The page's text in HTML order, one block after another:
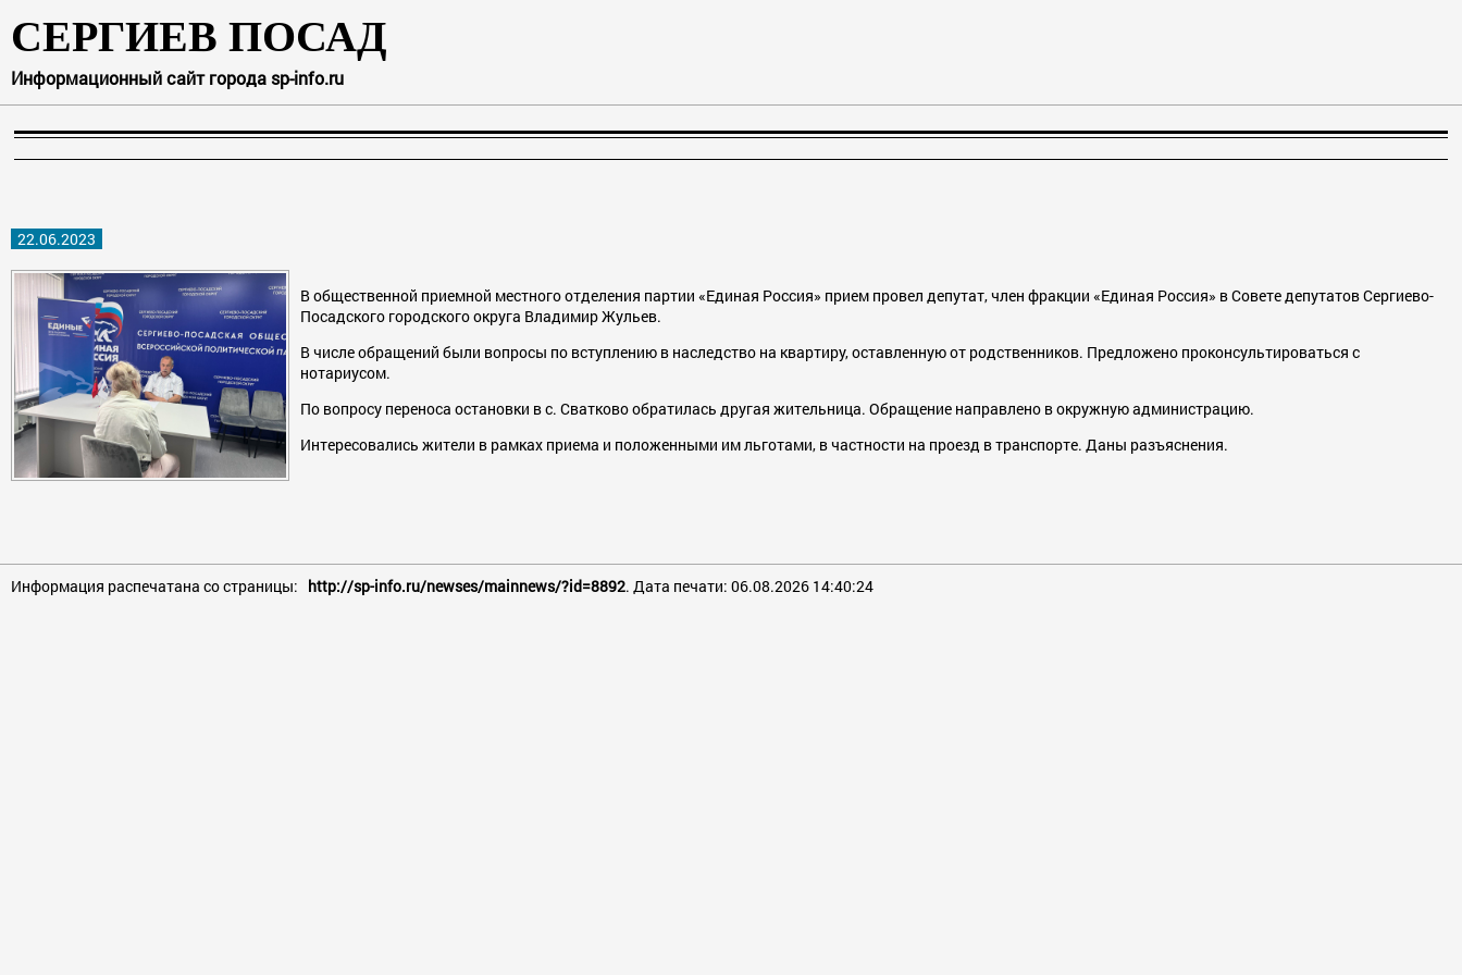
СЕРГИЕВ ПОСАД
Информационный сайт города sp-info.ru
22.06.2023
В общественной приемной местного отделения партии «Единая Россия» прием провел депутат, член фракции «Единая Россия» в Совете депутатов Сергиево-
Посадского городского округа Владимир Жульев.
В числе обращений были вопросы по вступлению в наследство на квартиру, оставленную от родственников. Предложено проконсультироваться с
нотариусом.
По вопросу переноса остановки в с. Сватково обратилась другая жительница. Обращение направлено в окружную администрацию.
Интересовались жители в рамках приема и положенными им льготами, в частности на проезд в транспорте. Даны разъяснения.
Информация распечатана со страницы: http://sp-info.ru/newses/mainnews/?id=8892. Дата печати: 06.08.2026 14:40:24